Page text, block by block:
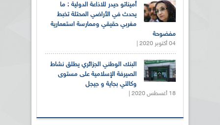
أميناتو حيدر للاذاعة الدولية : ما
يحدث في الأراضي المحتلة تخبط
مغربي حقيقي وممارسة استعمارية
مفضوحة
04 أكتوبر 2020 |
البنك الوطني الجزائري يطلق نشاط
الصيرفة الإسلامية على مستوى
وكالتي بجاية و جيجل
18 أغسطس 2020 |